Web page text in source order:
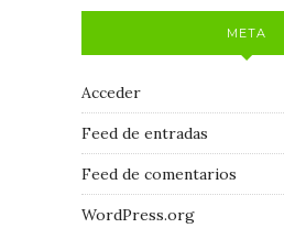
META
Acceder
Feed de entradas
Feed de comentarios
WordPress.org